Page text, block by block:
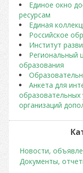
Единое окно
ресурсам
Единая
Российское
Институт
Региональный
образования
Анкета для
образовательных
организаций
Новости,
Документы,